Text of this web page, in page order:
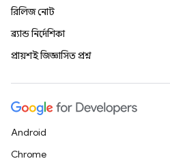
রিলিজ নোট
ব্র্যান্ড নির্দেশিকা
প্রায়শই জিজ্ঞাসিত প্রশ্ন
Android
Chrome